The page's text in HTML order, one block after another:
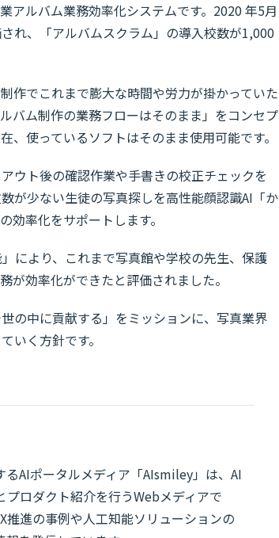
アルバム業務効率化システムです。2020 年5月
れ、「アルバムスクラム」の導入校数が1,000
作でこれまで膨大な時間や労力が掛かっていた
バム制作の業務フローはそのまま」をコンセプ
、使っているソフトはそのまま使用可能です。
ウト後の確認作業や手書きの校正チェックを
が少ない生徒の写真探しを高性能顔認識AI「か
効率化をサポートします。
により、これまで写真館や学校の先生、保護
が効率化ができたと評価されました。
の中に貢献する」をミッションに、写真業界
いく方針です。
AIポータルメディア「AIsmiley」は、AI
ロダクト紹介を行うWebメディアで
推進の事例や人工知能ソリューションの